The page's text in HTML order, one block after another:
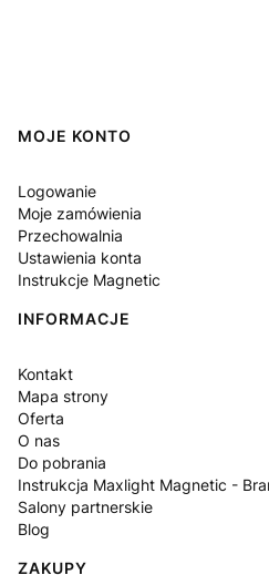
Linki w stopce
MOJE KONTO
Logowanie
Moje zamówienia
Przechowalnia
Ustawienia konta
Instrukcje Magnetic
INFORMACJE
Kontakt
Mapa strony
Oferta
O nas
Do pobrania
Instrukcja Maxlight Magnetic -
Salony partnerskie
Blog
ZAKUPY